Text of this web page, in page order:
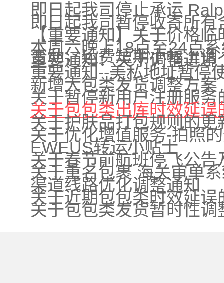
即日起我司停止承运
即日起我司暂停收寄所有
【重要通知】关于价格
变动，运费短期小幅上调
本周六晚上18点至24点
重要通知：关于调整进
重要通知--美私地址暂停
新增大包类发货调整方案
关于暂停新用户注册服务
关于包包类出库时效延误
关于护肤品打包规则的更
关于优化增值服务-拍照
EWEUS转运小贴士
关于春节前航班停飞公告
关于重名包裹 海关审单
渠道线路优化调整通知
关于近期包包类时效延误
关于包包类发货暂时性调